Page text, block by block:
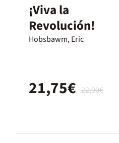
¡Viva la
Revolución!
Hobsbawm, Eric
22,90€
21,75€